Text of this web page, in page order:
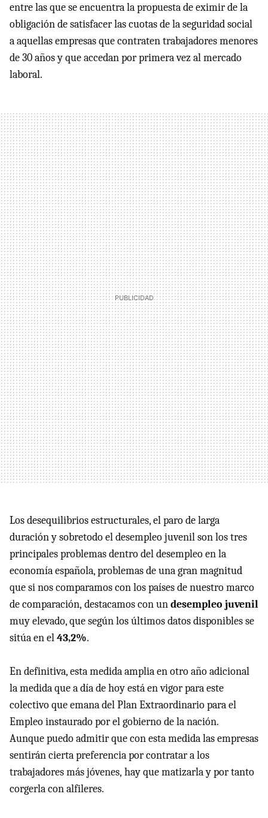
entre las que se encuentra la propuesta de eximir de la
obligación de satisfacer las cuotas de la seguridad social
a aquellas empresas que contraten trabajadores menores
de 30 años y que accedan por primera vez al mercado
laboral.
Los desequilibrios estructurales, el paro de larga
duración y sobretodo el desempleo juvenil son los tres
principales problemas dentro del desempleo en la
economía española, problemas de una gran magnitud
que si nos comparamos con los países de nuestro marco
de comparación, destacamos con undesempleo juvenil
muy elevado, que según los últimos datos disponibles se
sitúa en el43,2%.
En definitiva, esta medida amplia en otro año adicional
la medida que a día de hoy está en vigor para este
colectivo que emana del Plan Extraordinario para el
Empleo instaurado por el gobierno de la nación.
Aunque puedo admitir que con esta medida las empresas
sentirán cierta preferencia por contratar a los
trabajadores más jóvenes, hay que matizarla y por tanto
corgerla con alfileres.